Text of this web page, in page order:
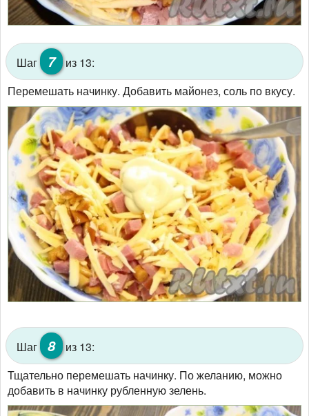
Шаг 7
из 13:
Перемешать начинку. Добавить майонез, соль по вкусу.
Шаг 8
из 13:
Тщательно перемешать начинку. По желанию, можно
добавить в начинку рубленную зелень.